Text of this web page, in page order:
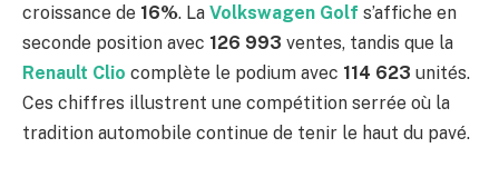
croissance de 16%. La Volkswagen Golf s’affiche en
seconde position avec 126 993 ventes, tandis que la
Renault Clio complète le podium avec 114 623 unités.
Ces chiffres illustrent une compétition serrée où la
tradition automobile continue de tenir le haut du pavé.